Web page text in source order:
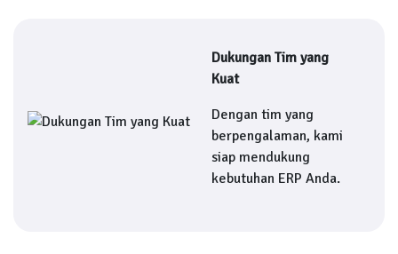
Dukungan Tim yang
Kuat
Dengan tim yang
berpengalaman, kami
siap mendukung
kebutuhan ERP Anda.